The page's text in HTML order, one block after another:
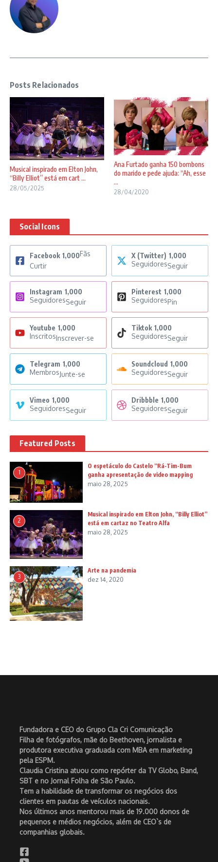
Posts Relacionados
Musical inspirado em Elton John,
“Billy Elliot” está em cart ...
28/05/2025
Ana Furtado ganha 150 bombons
do marido e pede ajuda: “Ah, esse
...
28/04/2020
Social Icons
Facebook 1,000Fãs
Curtir
X (Twitter) 1,000
SeguidoresSeguir
Instagram 1,000
SeguidoresSeguir
Pinterest 1,000
SeguidoresPin
Youtube 1,000
InscritosInscrever-se
Tiktok 1,000
SeguidoresSeguir
Telegram 1,000
MembrosJunte-se
Soundcloud 1,000
SeguidoresSeguir
Vimeo 1,000
SeguidoresSeguir
Dribbble 1,000
SeguidoresSeguir
Featured Posts
1
O espetáculo do Castelo “Rá-Tim-Bum
ganha apresentação de video mapping
maio 28, 2025
2
Musical inspirado em Elton John, “Billy Elliot”
está em cartaz no Teatro Alfa
maio 28, 2025
3
Arte na pandemia
dez 14, 2020
Fundadora e CEO do Grupo Cla Cri Comunicação
Filha de fotógrafos, mãe do Beethoven, jornalista e
produtora executiva graduada com MBA em marketing
pela ESPM.
Claudia Cristina atuou como repórter da TV Globo, Band,
SBT e no Jornal Folha de São Paulo.
Tem a habilidade de transformar os negócios dos
clientes em pautas de veículos nacionais.
Nos últimos anos mentorou mais de 19.000 donos de
pequenos e médios negócios, além de CEO`s de
companhias globais.